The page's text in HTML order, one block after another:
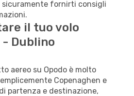
sicuramente fornirti consigli
il tuo volo
- Dublino
aereo su Opodo è molto
Copenaghen e
partenza e destinazione,